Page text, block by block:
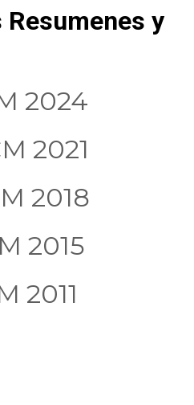
y
2024
2021
2018
2015
2011